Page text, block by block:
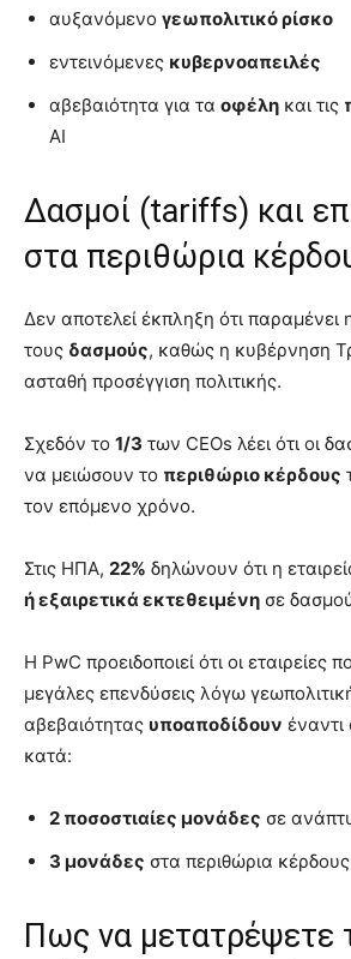
αυξανόμενο γεωπολιτικό ρίσκο
εντεινόμενες κυβερνοαπειλές
αβεβαιότητα για τα οφέλη και τις
AI
Δασμοί (tariffs) και
στα περιθώρια
Δεν αποτελεί έκπληξη ότι παραμένει
τους δασμούς, καθώς η κυβέρνηση
ασταθή προσέγγιση πολιτικής.
Σχεδόν το 1/3 των CEOs λέει ότι οι
να μειώσουν το περιθώριο κέρδους
τον επόμενο χρόνο.
Στις ΗΠΑ, 22% δηλώνουν ότι η
ή εξαιρετικά εκτεθειμένη σε
Η PwC προειδοποιεί ότι οι εταιρείες
μεγάλες επενδύσεις λόγω
αβεβαιότητας υποαποδίδουν
κατά:
2 ποσοστιαίες μονάδες σε
3 μονάδες στα περιθώρια κέρδους
Πως να μετατρέψετε